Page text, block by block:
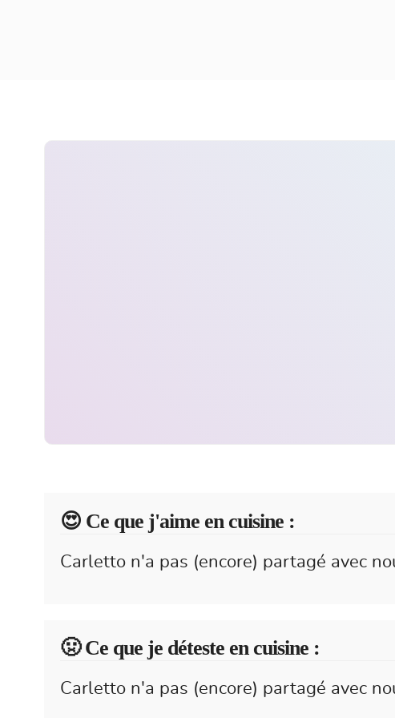
😍️ Ce que j'aime en cuisine :
Carletto n'a pas (encore) partagé avec
🤢 Ce que je déteste en cuisine :
Carletto n'a pas (encore) partagé avec